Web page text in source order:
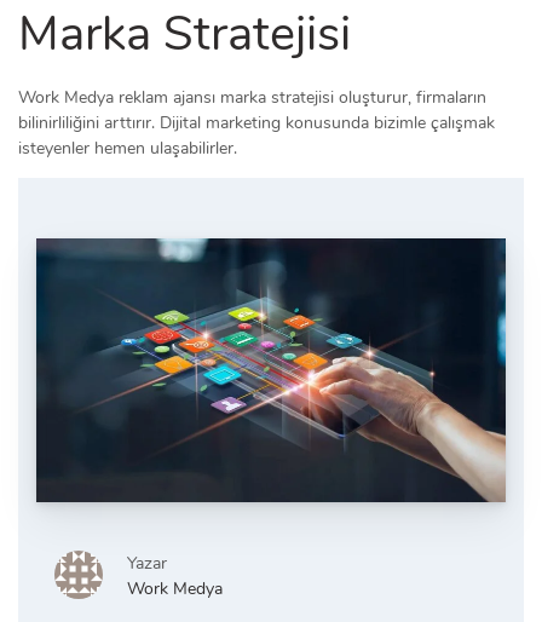
Marka Stratejisi
Work Medya reklam ajansı marka stratejisi oluşturur, firmaların
bilinirliliğini arttırır. Dijital marketing konusunda bizimle çalışmak
isteyenler hemen ulaşabilirler.
Yazar
Work Medya